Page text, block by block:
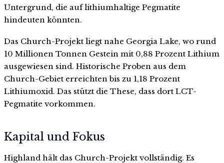
Untergrund, die auf lithiumhaltige Pegmatite
hindeuten könnten.
Das Church-Projekt liegt nahe Georgia Lake, wo rund
10 Millionen Tonnen Gestein mit 0,88 Prozent Lithium
ausgewiesen sind. Historische Proben aus dem
Church-Gebiet erreichten bis zu 1,18 Prozent
Lithiumoxid. Das stützt die These, dass dort LCT-
Pegmatite vorkommen.
Kapital und Fokus
Highland hält das Church-Projekt vollständig. Es